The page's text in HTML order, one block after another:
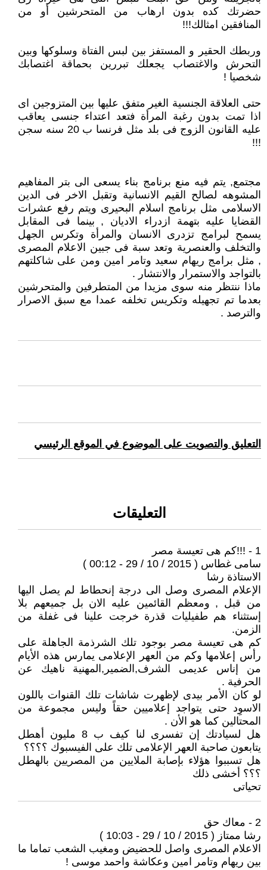
حضرتك كده بدون ارهاب من المتحرشين أو من
المنافقين امثالك!!!
وربطك الحقير و المستفز بين لبس الفتاة وسلوكها وبين
التحرش والاغتصاب يجعلك تبررين بحماقة اغتصابك
شخصيا !
حتى العلاقة الجنسية الغير متفق عليها بين المتزوجين اى
اذا تمت بدون رغبة المرأة فتعد اعتداء جنسى يعاقب
عليه القانون الزوج فى بلد مثل فرنسا ب 20 سنه سجن
!!!
مجتمع, يتم فيه منع برنامج بناء يسعى الى بتر المفاهيم
المشوهه لصالح القيم الانسانية وتقبل الاخر فى الدين
الاسلامى مثل برنامج اسلام البحيرى ويتم رفع عشرات
القضايا عليه بتهمة ازدراء الاديان , بينما فى المقابل
يسمح لبرامج تزدرى الانسان والمرأة وتكرس الجهل
والتخلف والعنصرية وتعد سبة فى جبين الاعلام المصرى
, مثل برامج ريهام سعيد وتامر امين ومن على شاكلتهم
بالتواجد والاستمرار والانتشار .
ماذا ننتظر منه سوى مزيدا من المتطرفين والمتحرشين
بعدما تم تجهيله وتكريس تخلفه عمدا مع سبق الاصرار
والترصد .
التعليق والتصويت على الموضوع في الموقع الرئيسي
التعليقات
1 - !!!كم هى تعيسة مصر
سامى غطاس ( 2015 / 10 / 29 - 00:12 )
الاستاذة رشا
الإعلام المصرى وصل الى درجة إنحطاط لم يصل اليها
من قبل , ومعظم القائمين عليه الان بل جميعهم بلا
إستثناء هم طفيليات قذرة خرجت علينا فى غفلة من
الزمن.
كم هى تعيسة مصر بوجود تلك الشرذمة الجاهلة على
رأس إعلامها وكم من العهر الإعلامى يمارس هذه الأيام
من إناس عديمى الشرف,الضمير,المهنية ناهيك عن
الحرفية .
لو كان الأمر بيدى لإظهرت شاشات تلك القنوات باللون
الاسوِد حتى يتواجد إعلاميين حقاً وليس مجموعة من
المحتالين كما هو الأن .
هل لسيادتك إن تفسرى لنا كيف ب 8 مليون أهطل
يتابعون صاحبة العهر الإعلامى تلك على الفيسبوك ؟؟؟؟
هل تسببوا هؤلاء بإصابة الملايين من المصريين بالهطل
؟؟؟ أخشى ذلك
تحياتى
2 - معاك حق
رشا ممتاز ( 2015 / 10 / 29 - 10:03 )
الاعلام المصرى واصل للحضيض ومغيب الشعب تماما ما
بين ريهام وتامر امين وعكاشة واحمد موسى !